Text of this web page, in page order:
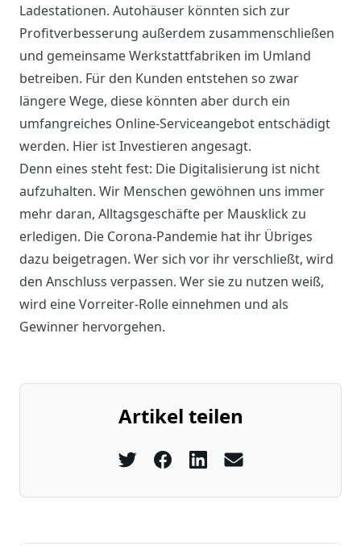
Ladestationen. Autohäuser könnten sich zur
Profitverbesserung außerdem zusammenschließen
und gemeinsame Werkstattfabriken im Umland
betreiben. Für den Kunden entstehen so zwar
längere Wege, diese könnten aber durch ein
umfangreiches Online-Serviceangebot entschädigt
werden. Hier ist Investieren angesagt.
Denn eines steht fest: Die Digitalisierung ist nicht
aufzuhalten. Wir Menschen gewöhnen uns immer
mehr daran, Alltagsgeschäfte per Mausklick zu
erledigen. Die Corona-Pandemie hat ihr Übriges
dazu beigetragen. Wer sich vor ihr verschließt, wird
den Anschluss verpassen. Wer sie zu nutzen weiß,
wird eine Vorreiter-Rolle einnehmen und als
Gewinner hervorgehen.
Artikel teilen